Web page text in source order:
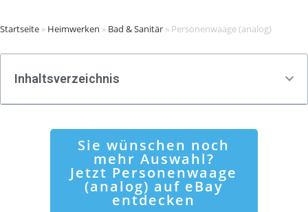
Startseite » Heimwerken » Bad & Sanitär » Personenwaage (analog)
Inhaltsverzeichnis
Sie wünschen noch
mehr Auswahl?
Jetzt Personenwaage
(analog) auf eBay
entdecken